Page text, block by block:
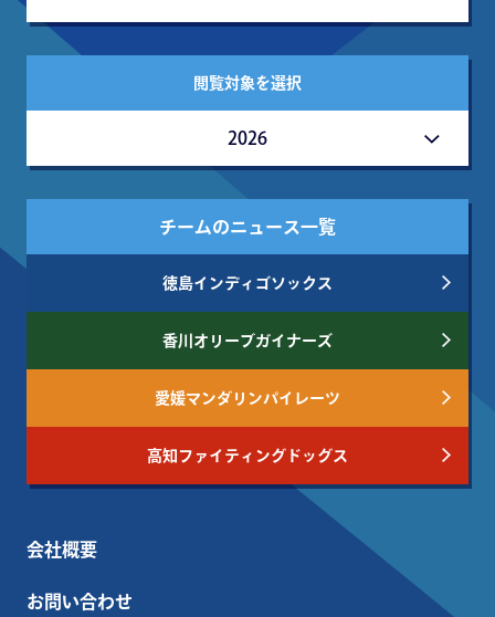
閲覧対象を選択
2026
チームのニュース一覧
徳島インディゴソックス
香川オリーブガイナーズ
愛媛マンダリンパイレーツ
高知ファイティングドッグス
会社概要
お問い合わせ